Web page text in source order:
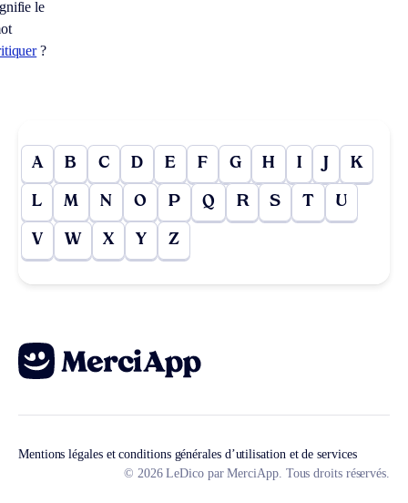
le
?
A B C D E F G H I J K
L M N O P Q R S T U
V W X Y Z
Mentions légales et conditions générales d’utilisation et de services
© 2026 LeDico par MerciApp. Tous droits réservés.